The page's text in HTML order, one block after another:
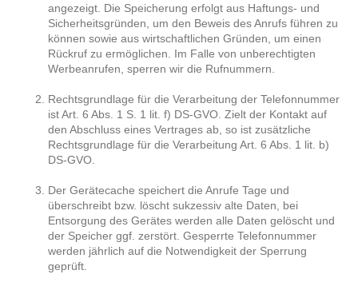
angezeigt. Die Speicherung erfolgt aus Haftungs- und
Sicherheitsgründen, um den Beweis des Anrufs führen zu
können sowie aus wirtschaftlichen Gründen, um einen
Rückruf zu ermöglichen. Im Falle von unberechtigten
Werbeanrufen, sperren wir die Rufnummern.
Rechtsgrundlage für die Verarbeitung der Telefonnummer
ist Art. 6 Abs. 1 S. 1 lit. f) DS-GVO. Zielt der Kontakt auf
den Abschluss eines Vertrages ab, so ist zusätzliche
Rechtsgrundlage für die Verarbeitung Art. 6 Abs. 1 lit. b)
DS-GVO.
Der Gerätecache speichert die Anrufe Tage und
überschreibt bzw. löscht sukzessiv alte Daten, bei
Entsorgung des Gerätes werden alle Daten gelöscht und
der Speicher ggf. zerstört. Gesperrte Telefonnummer
werden jährlich auf die Notwendigkeit der Sperrung
geprüft.